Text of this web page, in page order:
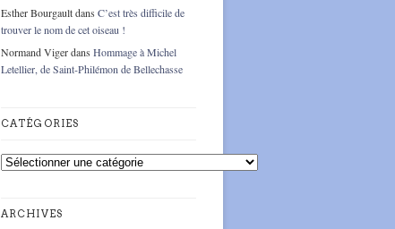
Esther Bourgaultdans C’est très difficile de
trouver le nom de cet oiseau !
Normand Vigerdans Hommage à Michel
Letellier, de Saint-Philémon de Bellechasse
CATÉGORIES
ARCHIVES